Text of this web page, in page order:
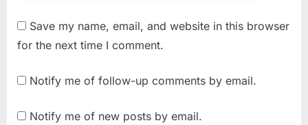
Save my name, email, and website in this browser
for the next time I comment.
Notify me of follow-up comments by email.
Notify me of new posts by email.